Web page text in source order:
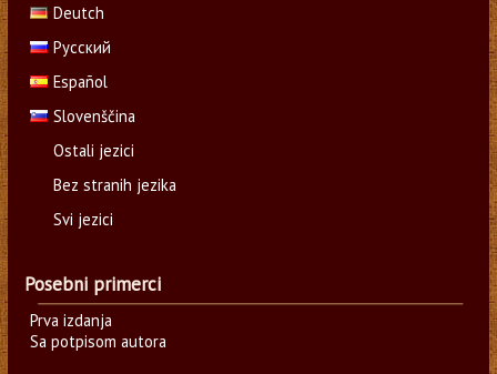
Deutch
Русский
Español
Slovenščina
Ostali jezici
Bez stranih jezika
Svi jezici
Posebni primerci
Prva izdanja
Sa potpisom autora